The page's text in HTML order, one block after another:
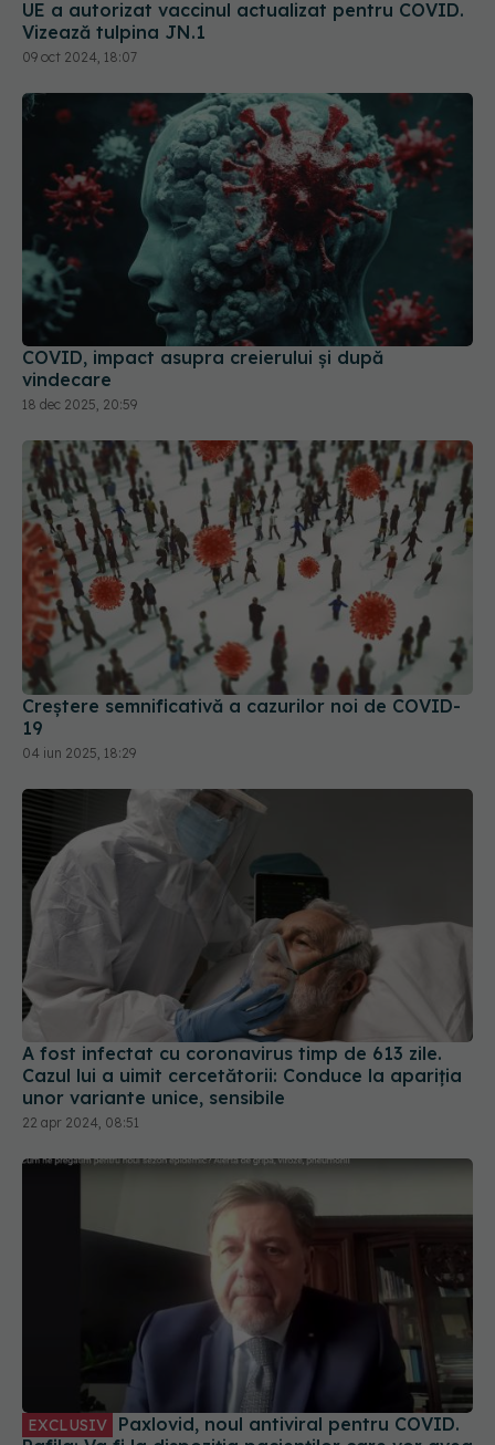
UE a autorizat vaccinul actualizat pentru COVID.
Vizează tulpina JN.1
09 oct 2024, 18:07
COVID, impact asupra creierului și după
vindecare
18 dec 2025, 20:59
Creștere semnificativă a cazurilor noi de COVID-
19
04 iun 2025, 18:29
A fost infectat cu coronavirus timp de 613 zile.
Cazul lui a uimit cercetătorii: Conduce la apariția
unor variante unice, sensibile
22 apr 2024, 08:51
EXCLUSIV